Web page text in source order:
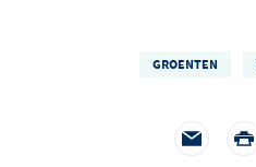
GROENTEN